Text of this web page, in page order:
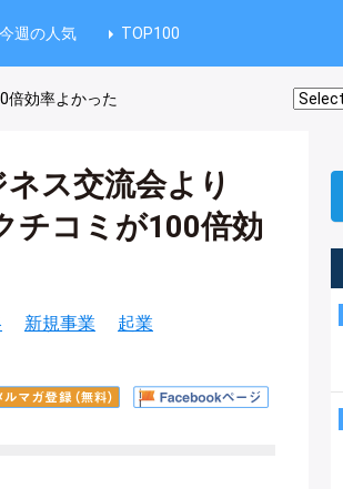
今週の人気 TOP100
倍効率よかった
ス交流会より
チコミが100倍効
新規事業
起業